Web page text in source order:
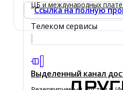
ЦБ и международных
Телеком сервисы
Выделенный канал
Ссылка на полную